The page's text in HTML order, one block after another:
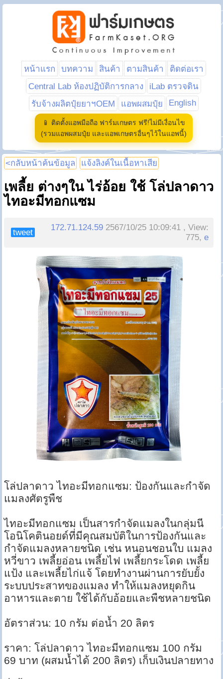
หน้าแรก บทความ สินค้า ตามสินค้า
ติดต่อเรา
Central Lab ห้องปฏิบัติการกลาง
iLab ตรวจดิน
รับจ้างผลิตปุ๋ยยาฯOEM
แอพผสมปุ๋ย English
📱 ติดตั้งแอพมือถือ ฟาร์มเกษตร ฟรี!ไม่มีเงื่อนไข
(รวมแอพผสมปุ๋ย และแอพเกษตรอื่นๆไว้ในแอพนี้)
<กลับหน้าค้นข้อมูล แจ้งลิงค์ในเนื้อหาเสีย
เพลี้ย ต่างๆใน ไร่อ้อย ใช้ โล่ปลาดาว
ไทอะมีทอกแซม
tweet
172.71.124.59 2567/10/25 10:09:41 , View:
775,e
โล่ปลาดาว ไทอะมีทอกแซม: ป้องกันและกำจัด
แมลงศัตรูพืช
ไทอะมีทอกแซม เป็นสารกำจัดแมลงในกลุ่มนี
โอนิโคตินอยด์ที่มีคุณสมบัติในการป้องกันและ
กำจัดแมลงหลายชนิด เช่น หนอนชอนใบ แมลง
หวี่ขาว เพลี้ยอ่อน เพลี้ยไฟ เพลี้ยกระโดด เพลี้ย
แป้ง และเพลี้ยไก่แจ้ โดยทำงานผ่านการยับยั้ง
ระบบประสาทของแมลง ทำให้แมลงหยุดกิน
อาหารและตาย ใช้ได้กับอ้อยและพืชหลายชนิด
อัตราส่วน: 10 กรัม ต่อน้ำ 20 ลิตร
ราคา: โล่ปลาดาว ไทอะมีทอกแซม 100 กรัม
69 บาท (ผสมน้ำได้ 200 ลิตร) เก็บเงินปลายทาง